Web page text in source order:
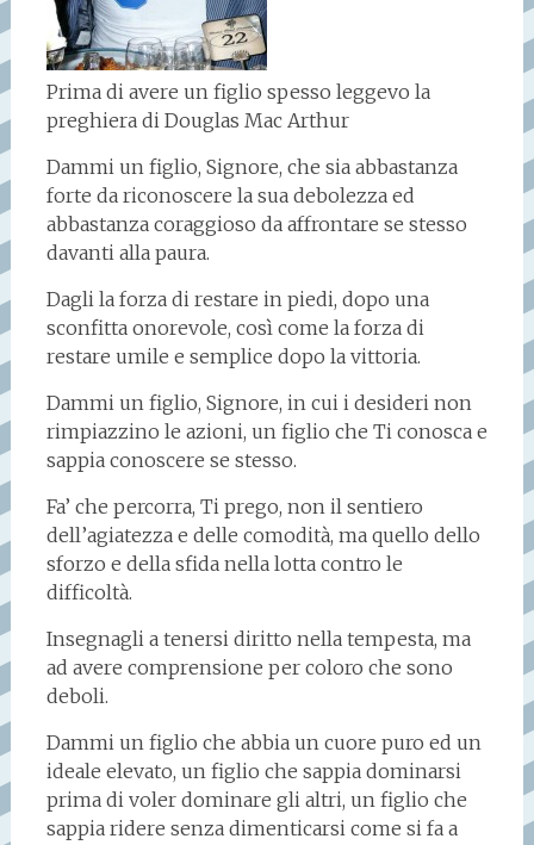
Prima di avere un figlio spesso leggevo la
preghiera di Douglas Mac Arthur
Dammi un figlio, Signore, che sia abbastanza
forte da riconoscere la sua debolezza ed
abbastanza coraggioso da affrontare se stesso
davanti alla paura.
Dagli la forza di restare in piedi, dopo una
sconfitta onorevole, così come la forza di
restare umile e semplice dopo la vittoria.
Dammi un figlio, Signore, in cui i desideri non
rimpiazzino le azioni, un figlio che Ti conosca e
sappia conoscere se stesso.
Fa’ che percorra, Ti prego, non il sentiero
dell’agiatezza e delle comodità, ma quello dello
sforzo e della sfida nella lotta contro le
difficoltà.
Insegnagli a tenersi diritto nella tempesta, ma
ad avere comprensione per coloro che sono
deboli.
Dammi un figlio che abbia un cuore puro ed un
ideale elevato, un figlio che sappia dominarsi
prima di voler dominare gli altri, un figlio che
sappia ridere senza dimenticarsi come si fa a